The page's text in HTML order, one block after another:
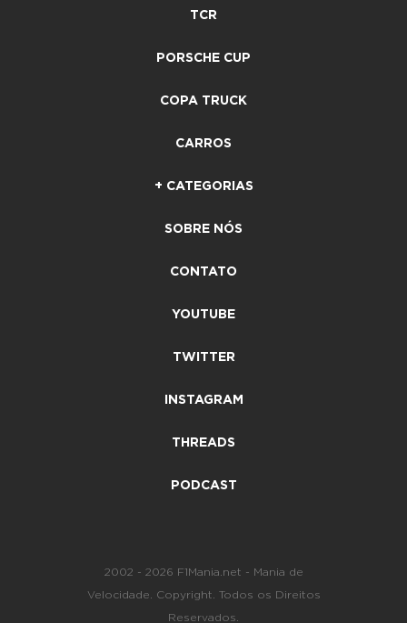
TCR
PORSCHE CUP
COPA TRUCK
CARROS
+ CATEGORIAS
SOBRE NÓS
CONTATO
YOUTUBE
TWITTER
INSTAGRAM
THREADS
PODCAST
2002 - 2026 F1Mania.net - Mania de
Velocidade. Copyright. Todos os Direitos
Reservados.